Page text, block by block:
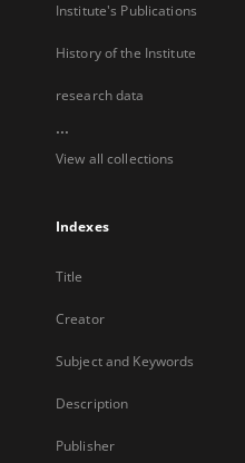
Institute's Publications
History of the Institute
research data
...
View all collections
Indexes
Title
Creator
Subject and Keywords
Description
Publisher